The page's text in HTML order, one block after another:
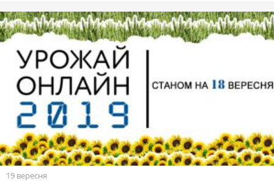
19 вересня